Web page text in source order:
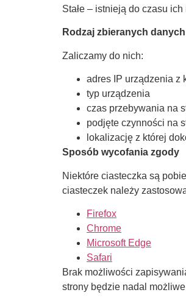
Stałe – istnieją do czasu
Rodzaj zbieranych danych
Zaliczamy do nich:
adres IP urządzenia z
typ urządzenia
czas przebywania na
podjęte czynności na
lokalizację z której
Sposób wycofania zgody
Niektóre ciasteczka są
ciasteczek należy
Firefox
Chrome
Microsoft Edge
Safari
Brak możliwości
strony będzie nadal